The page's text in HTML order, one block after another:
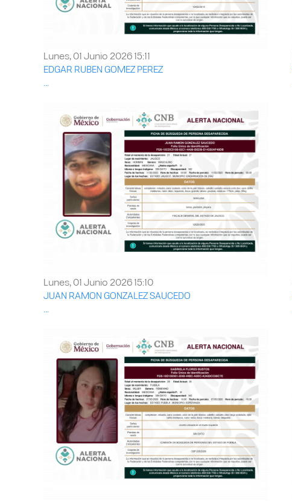
Lunes, 01 Junio 2026 15:11
EDGAR RUBEN GOMEZ PEREZ
Lunes, 01 Junio 2026 15:10
JUAN RAMON GONZALEZ SAUCEDO
...